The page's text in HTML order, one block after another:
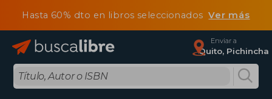
Hasta 60% dto en libros seleccionadosVer más
Enviar a
Quito, Pichincha